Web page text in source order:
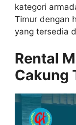
kategori
Timur dengan
yang tersedia
Rental
Cakung